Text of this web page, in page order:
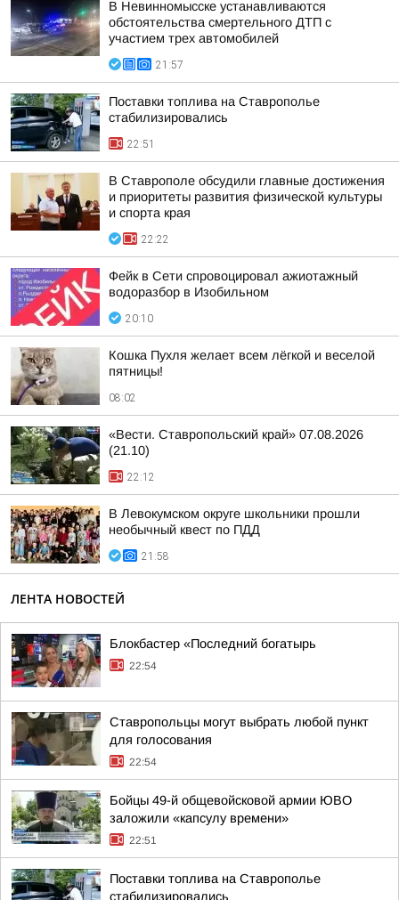
В Невинномысске устанавливаются
обстоятельства смертельного ДТП с
участием трех автомобилей
21:57
Поставки топлива на Ставрополье
стабилизировались
22:51
В Ставрополе обсудили главные достижения
и приоритеты развития физической культуры
и спорта края
22:22
Фейк в Сети спровоцировал ажиотажный
водоразбор в Изобильном
20:10
Кошка Пухля желает всем лёгкой и веселой
пятницы!
08:02
«Вести. Ставропольский край» 07.08.2026
(21.10)
22:12
В Левокумском округе школьники прошли
необычный квест по ПДД
21:58
ЛЕНТА НОВОСТЕЙ
Блокбастер «Последний богатырь
22:54
Ставропольцы могут выбрать любой пункт
для голосования
22:54
Бойцы 49-й общевойсковой армии ЮВО
заложили «капсулу времени»
22:51
Поставки топлива на Ставрополье
стабилизировались